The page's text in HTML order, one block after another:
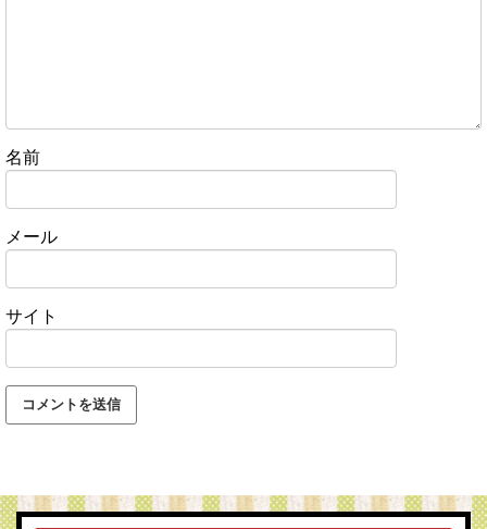
名前
メール
サイト